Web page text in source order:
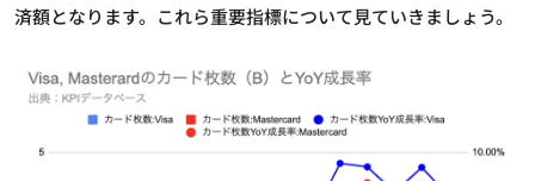
済額となります。これら重要指標について見ていきましょう。